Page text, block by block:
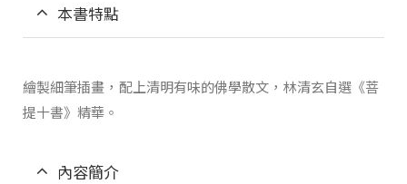
本書特點
繪製細筆插畫，配上清明有味的佛學散文，林清玄自選《菩
提十書》精華。
內容簡介